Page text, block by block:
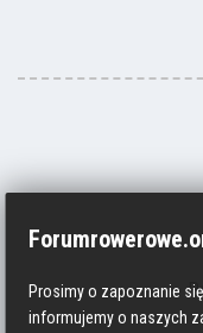
Prosimy o zapoznanie
informujemy o naszych